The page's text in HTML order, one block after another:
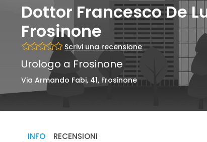
Dottor Francesco De
Frosinone
Scrivi una recensione
Urologo a Frosinone
Via Armando Fabi, 41, Frosinone
INFO RECENSIONI